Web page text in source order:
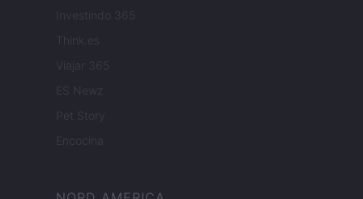
Investindo 365
Think.es
Viajar 365
ES Newz
Pet Story
Encocina